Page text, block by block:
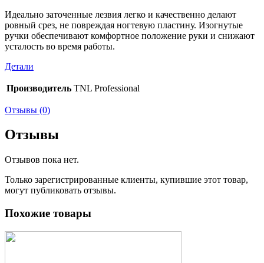
Идеально заточенные лезвия легко и качественно делают
ровный срез, не повреждая ногтевую пластину. Изогнутые
ручки обеспечивают комфортное положение руки и снижают
усталость во время работы.
Детали
Производитель TNL Professional
Отзывы (0)
Отзывы
Отзывов пока нет.
Только зарегистрированные клиенты, купившие этот товар,
могут публиковать отзывы.
Похожие товары